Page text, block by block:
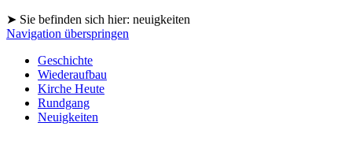
➤ Sie befinden sich hier: neuigkeiten
Navigation überspringen
Geschichte
Wiederaufbau
Kirche Heute
Rundgang
Neuigkeiten